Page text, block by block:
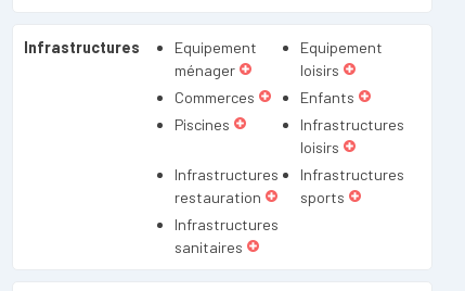
Infrastructures
Equipement
ménager
Equipement
loisirs
Commerces
Enfants
Piscines
Infrastructures
loisirs
Infrastructures
restauration
Infrastructures
sports
Infrastructures
sanitaires